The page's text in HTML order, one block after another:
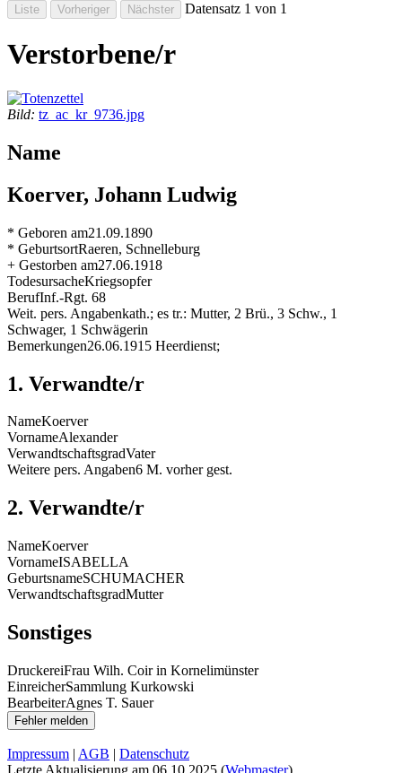
Datensatz 1 von 1
Verstorbene/r
Bild: tz_ac_kr_9736.jpg
Name
Koerver, Johann Ludwig
* Geboren am21.09.1890
* GeburtsortRaeren, Schnelleburg
+ Gestorben am27.06.1918
TodesursacheKriegsopfer
BerufInf.-Rgt. 68
Weit. pers. Angabenkath.; es tr.: Mutter, 2 Brü., 3 Schw., 1
Schwager, 1 Schwägerin
Bemerkungen26.06.1915 Heerdienst;
1. Verwandte/r
NameKoerver
VornameAlexander
VerwandtschaftsgradVater
Weitere pers. Angaben6 M. vorher gest.
2. Verwandte/r
NameKoerver
VornameISABELLA
GeburtsnameSCHUMACHER
VerwandtschaftsgradMutter
Sonstiges
DruckereiFrau Wilh. Coir in Kornelimünster
EinreicherSammlung Kurkowski
BearbeiterAgnes T. Sauer
Impressum | AGB | Datenschutz
Letzte Aktualisierung am 06.10.2025 (Webmaster)